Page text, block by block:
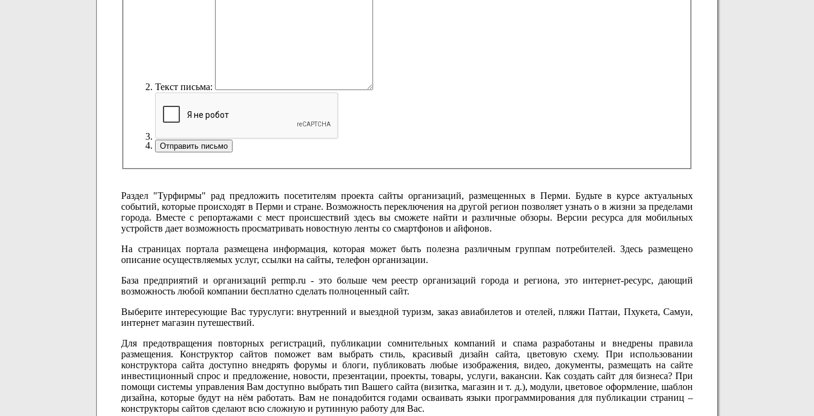
Текст письма:
Раздел "Турфирмы" рад предложить посетителям проекта сайты организаций, размещенных в Перми. Будьте в курсе актуальных
событий, которые происходят в Перми и стране. Возможность переключения на другой регион позволяет узнать о в жизни за пределами
города. Вместе с репортажами с мест происшествий здесь вы сможете найти и различные обзоры. Версии ресурса для мобильных
устройств дает возможность просматривать новостную ленты со смартфонов и айфонов.
На страницах портала размещена информация, которая может быть полезна различным группам потребителей. Здесь размещено
описание осуществляемых услуг, ссылки на сайты, телефон организации.
База предприятий и организаций permp.ru - это больше чем реестр организаций города и региона, это интернет-ресурс, дающий
возможность любой компании бесплатно сделать полноценный сайт.
Выберите интересующие Вас туруслуги: внутренний и выездной туризм, заказ авиабилетов и отелей, пляжи Паттаи, Пхукета, Самуи,
интернет магазин путешествий.
Для предотвращения повторных регистраций, публикации сомнительных компаний и спама разработаны и внедрены правила
размещения. Конструктор сайтов поможет вам выбрать стиль, красивый дизайн сайта, цветовую схему. При использовании
конструктора сайта доступно внедрять форумы и блоги, публиковать любые изображения, видео, документы, размещать на сайте
инвестиционный спрос и предложение, новости, презентации, проекты, товары, услуги, вакансии. Как создать сайт для бизнеса? При
помощи системы управления Вам доступно выбрать тип Вашего сайта (визитка, магазин и т. д.), модули, цветовое оформление, шаблон
дизайна, которые будут на нём работать. Вам не понадобится годами осваивать языки программирования для публикации страниц –
конструкторы сайтов сделают всю сложную и рутинную работу для Вас.